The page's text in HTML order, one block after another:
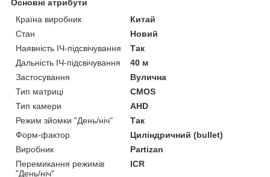
Основні атрибути
Країна виробник
Китай
Стан
Новий
Наявність ІЧ-підсвічування
Так
Дальність ІЧ-підсвічування
40 м
Застосування
Вулична
Тип матриці
CMOS
Тип камери
AHD
Режим зйомки "День/ніч"
Так
Форм-фактор
Циліндричний (bullet)
Виробник
Partizan
Перемикання режимів
"День/ніч"
ICR